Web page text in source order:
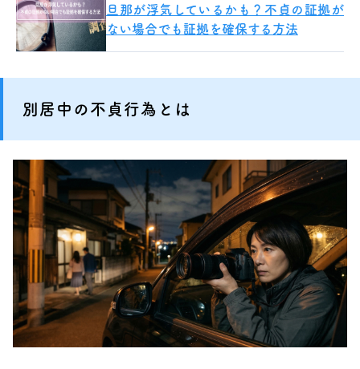
旦那が浮気しているかも？不貞の証拠が
ない場合でも証拠を確保する方法
別居中の不貞行為とは